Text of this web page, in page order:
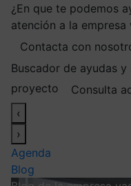
¿En que te podemos
atención a la empresa
Contacta con
Buscador de ayudas
proyecto
Consulta
‹
›
Agenda
Blog